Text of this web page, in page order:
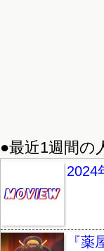
●最近1週間の
2024
『